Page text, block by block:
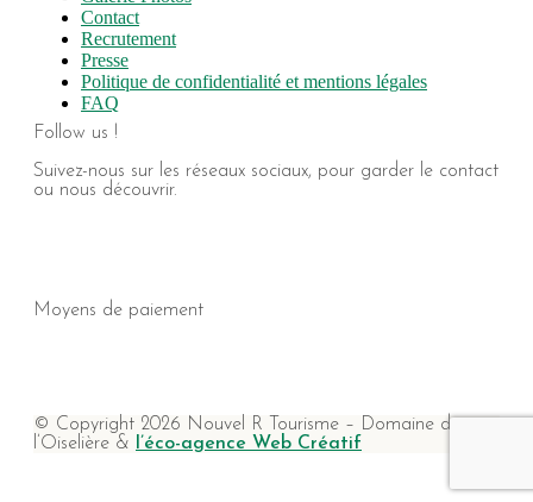
Contact
Recrutement
Presse
Politique de confidentialité et mentions légales
FAQ
Follow us !
Suivez-nous sur les réseaux sociaux, pour garder le contact
ou nous découvrir.
Moyens de paiement
© Copyright 2026 Nouvel R Tourisme – Domaine de
l’Oiselière & l’éco-agence Web Créatif